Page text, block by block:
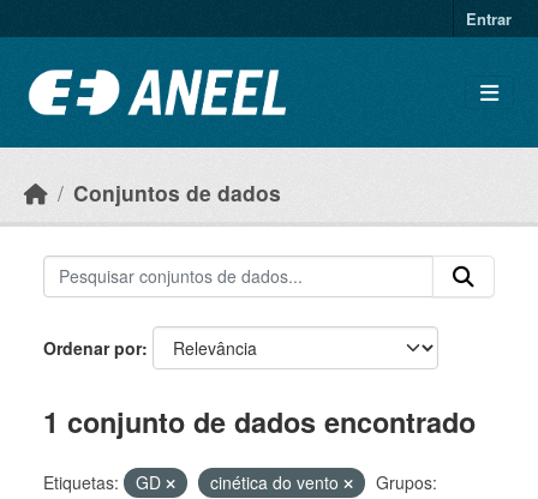
Entrar
Conjuntos de dados
Ordenar por
1 conjunto de dados encontrado
Etiquetas: GD cinética do vento
Grupos: